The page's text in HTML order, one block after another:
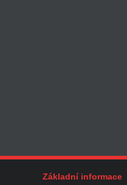
Základní informace